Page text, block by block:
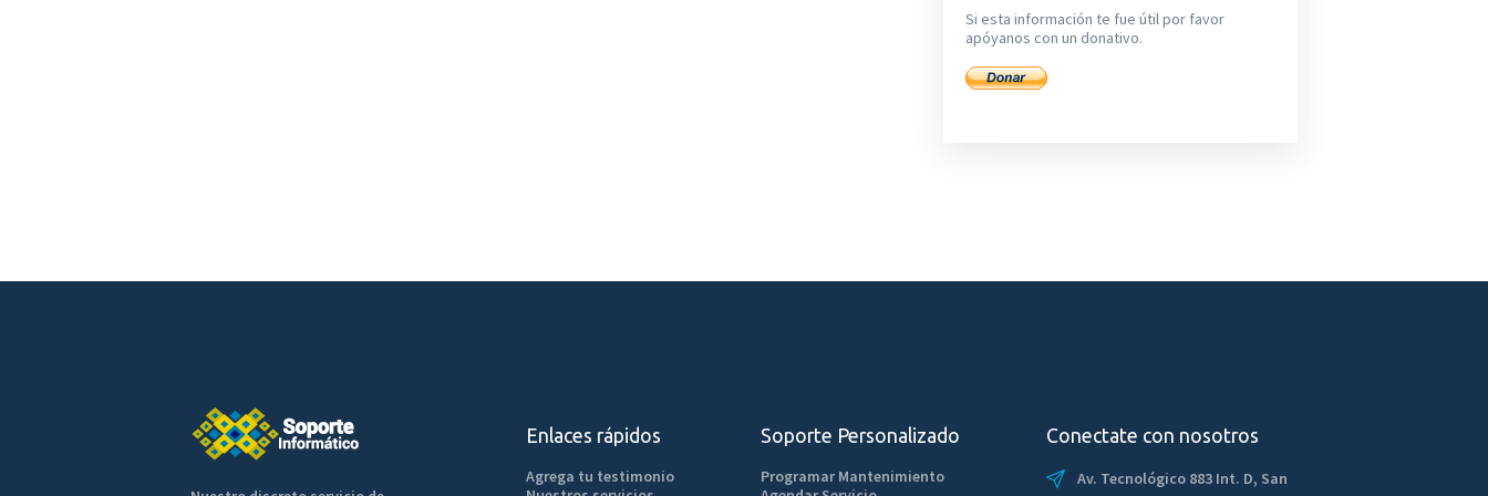
Si esta información te fue útil por favor
apóyanos con un donativo.
Enlaces rápidos
Agrega tu testimonio
Soporte Personalizado
Programar Mantenimiento
Conectate con nosotros
Av. Tecnológico 883 Int. D, San